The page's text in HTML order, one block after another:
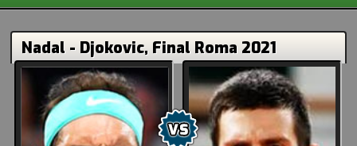
Nadal - Djokovic, Final Roma 2021